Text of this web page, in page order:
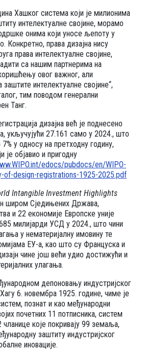
Хашког система који је милионима
интелектуалне својине, морамо
онима који уносе љепоту у
Конкретно, права дизајна нису
права интелектуалне својине,
са нашим партнерима на
овог важног, али
интелектуалне својине“,
тим поводом генерални
Танг.
дизајна већ је поднесено
укључујући 27.161 само у 2024., што
у односу на претходну годину,
је објавио и пригодну
edocs/pubdocs/en/WIPO-
of-design-registrations-1925-2025.pdf
Intangible Investment Highlights
широм Сједињених Држава,
и 22 економије Европске уније
милијарди УСД у 2024., што чини
у нематеријалну имовину те
ЕУ-а, као што су Француска и
чине још већи удио достижући и
улагања.
депоновању индустријског
6. новембра 1925. године, чиме је
познат и као међународни
почетних 11 потписника, систем
које покривају 99 земаља,
заштиту индустријског
иновације.